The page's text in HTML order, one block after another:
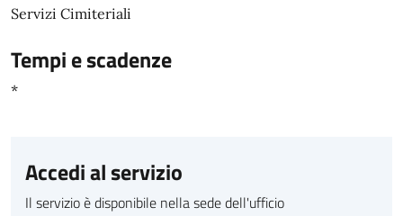
Servizi Cimiteriali
Tempi e scadenze
*
Accedi al servizio
Il servizio è disponibile nella sede dell'ufficio